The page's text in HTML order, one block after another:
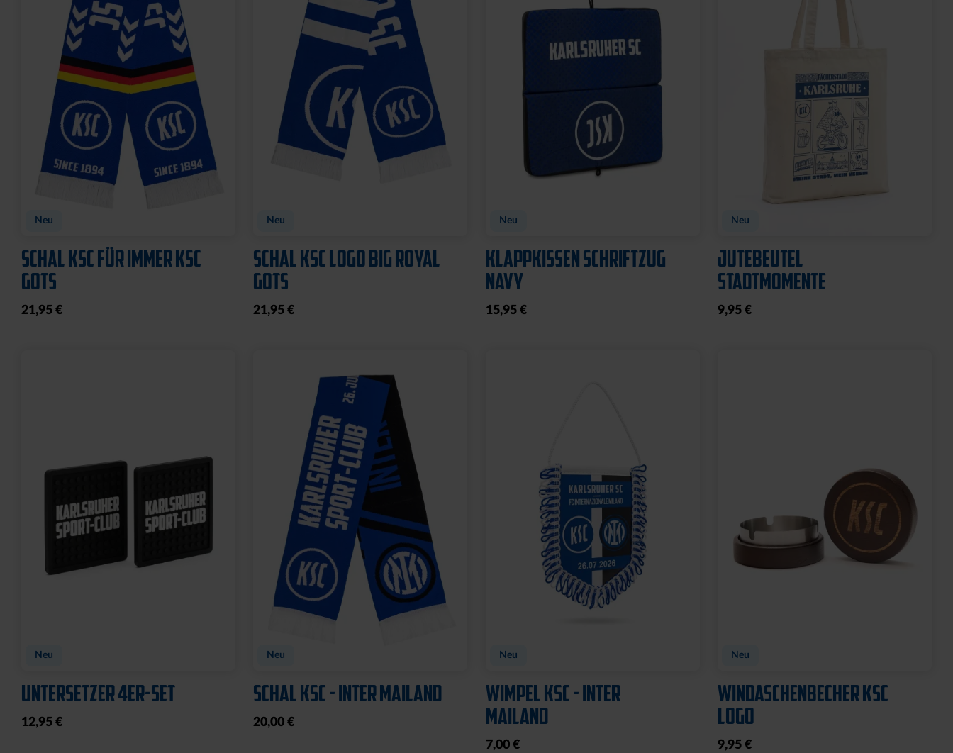
Neu
SCHAL KSC FÜR IMMER KSC
GOTS
21,95 €
Neu
SCHAL KSC LOGO BIG ROYAL
GOTS
21,95 €
Neu
KLAPPKISSEN SCHRIFTZUG
NAVY
15,95 €
Neu
JUTEBEUTEL
STADTMOMENTE
9,95 €
Neu
UNTERSETZER 4ER-SET
12,95 €
Neu
SCHAL KSC - INTER MAILAND
20,00 €
Neu
WIMPEL KSC - INTER
MAILAND
7,00 €
Neu
WINDASCHENBECHER KSC
LOGO
9,95 €